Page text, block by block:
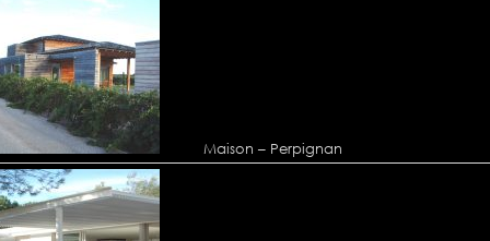
Maison – Perpignan